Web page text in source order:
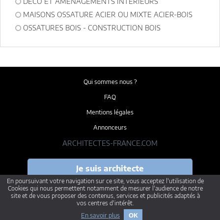
MAISONS OSSATURE ACIER OU MIXTE ACIER-BOIS
OSSATURES BOIS - CONSTRUCTION BOIS
Qui sommes nous ?
FAQ
Mentions légales
Annonceurs
ARCHITECTES-FRANCE.COM
Je suis architecte
je veux présenter mes projets
En poursuivant votre navigation sur ce site, vous acceptez l'utilisation de
Cookies qui nous permettent notamment de mesurer l'audience de notre
site et de vous proposer des contenus, services et publicités adaptés à
vos centres d'intérêt.
En savoir plus
OK